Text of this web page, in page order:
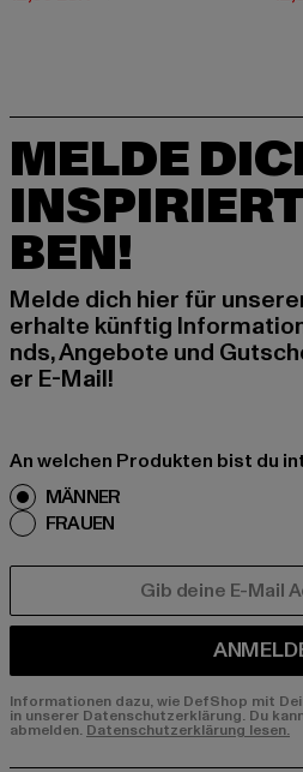
MELDE
BEN!
Melde dich hier für
erhalte künftig
nds, Angebote und
er E-Mail!
An welchen Produkten bist du
MÄNNER
FRAUEN
Informationen dazu, wie DefShop mit
in unserer Datenschutzerklärung. Du
abmelden. Datenschutzerklärung lesen.